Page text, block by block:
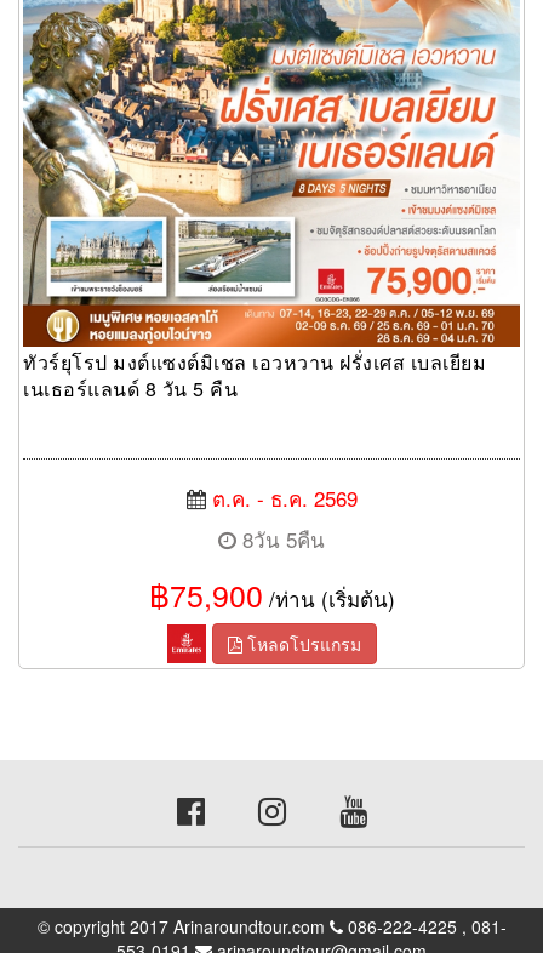
ทัวร์ยุโรป มงต์แซงต์มิเชล เอวหวาน ฝรั่งเศส เบลเยียม
เนเธอร์แลนด์ 8 วัน 5 คืน
ต.ค. - ธ.ค. 2569
8วัน 5คืน
฿75,900 /ท่าน (เริ่มต้น)
โหลดโปรแกรม
© copyright 2017 Arinaroundtour.com
086-222-4225 , 081-